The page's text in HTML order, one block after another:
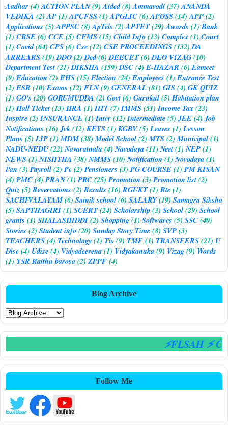
Aadhar(4) ACTION PLAN(9) Aided(8) Ammavodi(37) ANANDA
VEDIKA (2) AP(1) APCFSS(1) APGLIC(6) APOSS(14) APP(2)
Applications (5) APPSC(8) ApTels (2) APTET(29) Awards (1) Bank
(1) CBSE(6) CCE(5) CFMS(15) Child Info(13) Complex(1) Court
(1) Covid(64) CPS(6) Cse(12) CSE PROCEEDINGS(132) DA
ARREARS(19) DDO(2) Ded(6) DEECET(6) DEO VIZAG(10)
Department Test(21) DIKSHA (159) DSC(4) E-HAZAR (6) Eamcet
(9) Education (2) EHS(15) Election (24) Employees (1) Entrance Test
(2) ESR (10) Exams (12) FLN(9) GENERAL(81) GIS(4) GK QUIZ
(1) GO's (20) GORUMUDDA (2) Govt(6) Gurukul(5) Habitation plan
(1) Hall Ticket(13) HRA (1) IIIT(7) IMMS(51) Income Tax(23)
Inspire(2) INSURANCE(1) Inter(12) Intermediate(5) JEE(4) Job
Notifications (16) Jvk(12) KEYS(1) KGBV(5) Leaves (1) Lesson
Plans (5) LIP(1) MDM(38) Model School(2) MTS(2) Municipal(1)
NADU-NEDU(22) Navaratnalu (4) Navodaya(11) Neet(1) NEP(1)
NEWS(1) NISHTHA (38) NMMS(10) Notification (1) Novodaya(1)
Pan (3) Payroll(2) Pc(2) Pensioners (3) PG COURSE(1) PM KISAN
(4) PMC(4) PRAN(1) PRC(25) Promotion (3) Promotion list(2)
Quiz(5) Reservations (2) Results (16) RGUKT(1) Rte(1)
SACHIVALAYAM(6) Sainik school(6) SALARY(19) Samagra Siksha
(5) SAPTHAGIRI(1) SCERT(24) Scholarship(3) School(29) School
grants (1) SHALASHIDDI(2) Shopping(1) Softwares (5) SSC(40)
Stories (2) Student info(20) Sunday Story Time(8) SVP(3)
TEACHERS(4) Technology(1) Tis (9) TMF(1) TRANSFERS(21) U
Dise(4) Udise(4) Vidyadeevena(1) Vidyakanuka(9) Vizag(9) Words
(1) YSR Raithu barosa(2) ZPPF(4)
Blog Archive
⚡FLSAH ⚡ CSE
Follow Me